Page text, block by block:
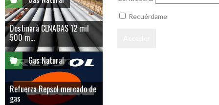
Recuérdame
Destinará CENAGAS 12 mil
500 m...
Gas Natural
Refuerza Repsol mercado de
gas